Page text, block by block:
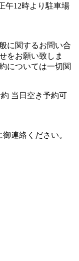
午12時より駐車場
に関するお問い合
をお願い致しま
については一切関
当日空き予約可
連絡ください。